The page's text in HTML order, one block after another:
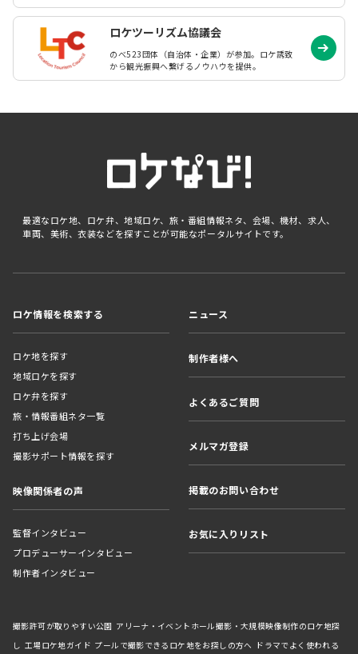
ロケツーリズム協議会
のべ523団体（自治体・企業）が参加。ロケ誘致
から観光振興へ繋げるノウハウを提供。
最適なロケ地、ロケ弁、地域ロケ、旅・番組情報ネタ、会場、機材、求人、
車両、美術、衣装などを探すことが可能なポータルサイトです。
ロケ情報を検索する
ロケ地を探す
地域ロケを探す
ロケ弁を探す
旅・情報番組ネタ一覧
打ち上げ会場
撮影サポート情報を探す
映像関係者の声
監督インタビュー
プロデューサーインタビュー
制作者インタビュー
ニュース
制作者様へ
よくあるご質問
メルマガ登録
掲載のお問い合わせ
お気に入りリスト
撮影許可が取りやすい公園 アリーナ・イベントホール撮影・大規模映像制作のロケ地探
し 工場ロケ地ガイド プールで撮影できるロケ地をお探しの方へ ドラマでよく使われる